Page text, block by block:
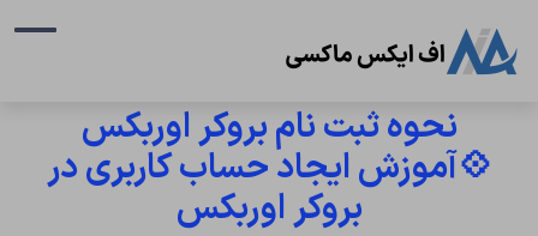
نحوه ثبت نام بروکر اوربکس
💠آموزش ایجاد حساب کاربری در
بروکر اوربکس